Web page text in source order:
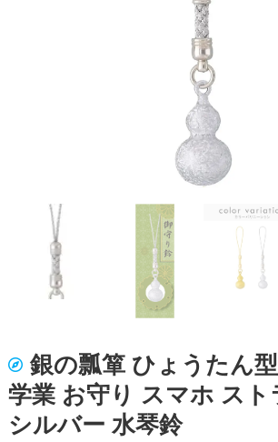
銀の瓢箪 ひょうたん
学業 お守り スマホ ス
シルバー 水琴鈴